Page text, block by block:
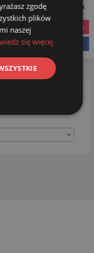
Social Media
instagram
zgodę
plików
naszej
się więcej